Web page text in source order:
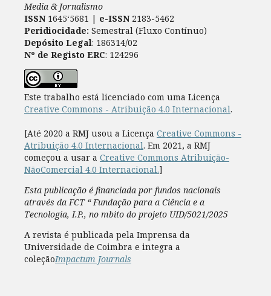
Media & Jornalismo
ISSN 1645‘5681 | e-ISSN2183-5462
Peridiocidade: Semestral (Fluxo Contínuo)
Depósito Legal: 186314/02
Nº de Registo ERC: 124296
Este trabalho está licenciado com uma Licença
Creative Commons - Atribuição 4.0 Internacional.
[Até 2020 a RMJ usou a Licença Creative Commons -
Atribuição 4.0 Internacional. Em 2021, a RMJ
começou a usar a Creative Commons Atribuição-
NãoComercial 4.0 Internacional.]
Esta publicação é financiada por fundos nacionais
através da FCT “ Fundação para a Ciência e a
Tecnologia, I.P., no mbito do projeto UID/5021/2025
A revista é publicada pela Imprensa da
Universidade de Coimbra e integra a
coleçãoImpactum Journals